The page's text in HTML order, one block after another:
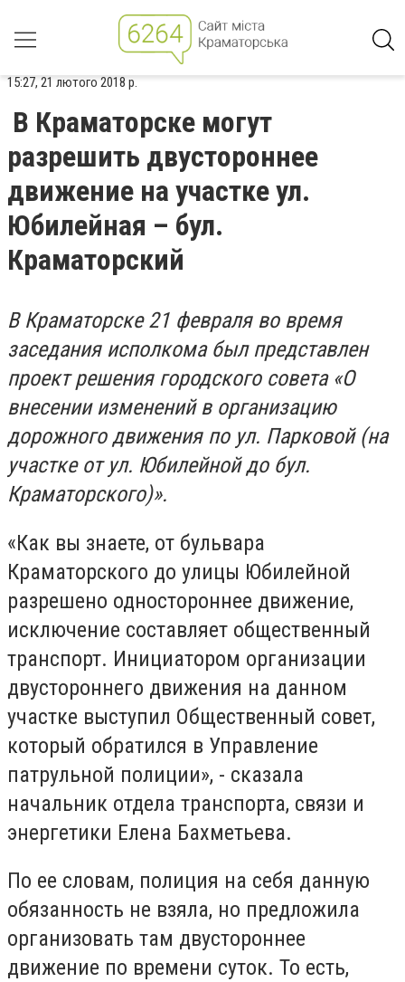
15:27, 21 лютого 2018 р.
В Краматорске могут
разрешить двустороннее
движение на участке ул.
Юбилейная – бул.
Краматорский
В Краматорске 21 февраля во время
заседания исполкома был представлен
проект решения городского совета «О
внесении изменений в организацию
дорожного движения по ул. Парковой (на
участке от ул. Юбилейной до бул.
Краматорского)».
«Как вы знаете, от бульвара
Краматорского до улицы Юбилейной
разрешено одностороннее движение,
исключение составляет общественный
транспорт. Инициатором организации
двустороннего движения на данном
участке выступил Общественный совет,
который обратился в Управление
патрульной полиции», - сказала
начальник отдела транспорта, связи и
энергетики Елена Бахметьева.
По ее словам, полиция на себя данную
обязанность не взяла, но предложила
организовать там двустороннее
движение по времени суток. То есть,